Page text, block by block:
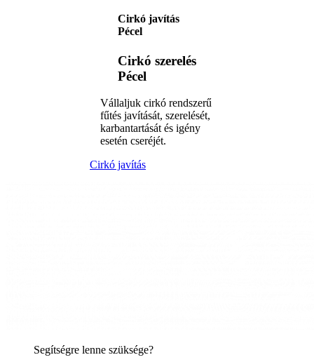
Cirkó javítás
Pécel
Cirkó szerelés
Pécel
Vállaljuk cirkó rendszerű
fűtés javítását, szerelését,
karbantartását és igény
esetén cseréjét.
Cirkó javítás
Segítségre lenne szüksége?